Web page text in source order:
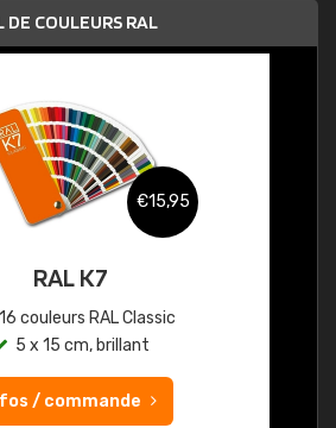
COULEURS RAL
€15,95
RAL K7
couleurs RAL Classic
5 x 15 cm, brillant
/ commande